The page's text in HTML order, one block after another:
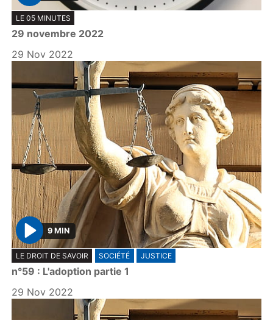
P
l
a
y
LE 05 MINUTES
29 novembre 2022
29 Nov 2022
P
l
a
y
9 MIN
LE DROIT DE SAVOIR SOCIÉTÉ JUSTICE
n°59 : L'adoption partie 1
29 Nov 2022